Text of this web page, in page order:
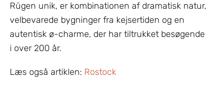
Rügen unik, er kombinationen af dramatisk natur,
velbevarede bygninger fra kejsertiden og en
autentisk ø-charme, der har tiltrukket besøgende
i over 200 år.
Læs også artiklen: Rostock